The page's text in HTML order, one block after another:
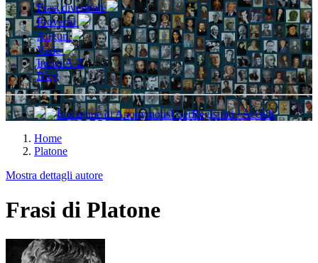
Frasi divertenti
Proverbi
Auguri
Varie
Indici A-Z
Blog
Registrati / Accedi
Home
Platone
Mostra dettagli autore
Frasi di Platone